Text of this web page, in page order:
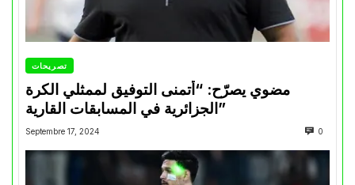
تصريحات
مضوي يصرّح: “أتمنى التوفيق لممثلي الكرة
الجزائرية في المسابقات القارية”
Septembre 17, 2024 0